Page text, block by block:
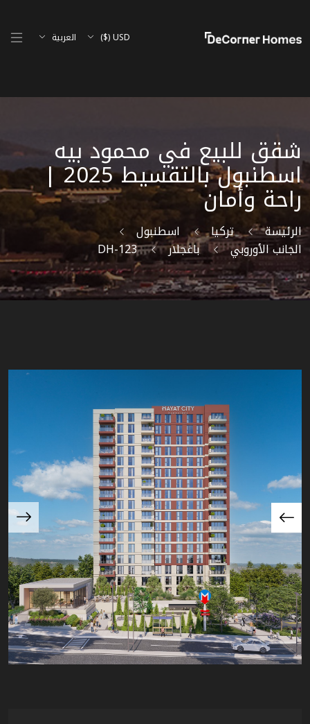
USD ($) العربية
شقق للبيع في محمود بيه
اسطنبول بالتقسيط 2025 |
راحة وأمان
الرئيسة تركيا
اسطنبول
الجانب الأوروبي
باغجلار DH-123